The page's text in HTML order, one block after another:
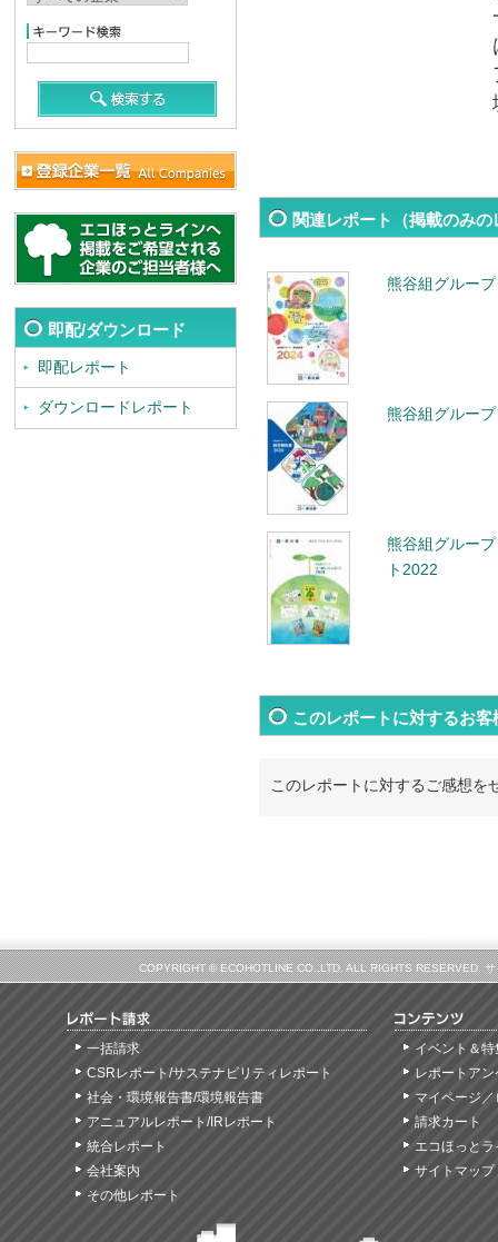
即配/ダウンロード
即配レポート
ダウンロードレポート
関連レポート（掲載のみ
熊谷組グルー
熊谷組グルー
熊谷組グルー
ト2022
このレポートに対するお客
このレポートに対するご感想を
COPYRIGHT © ECOHOTLINE CO.,LTD. ALL RIGHTS RESERVED.
一括請求
CSRレポート/サステナビリティレポート
社会・環境報告書/環境報告書
アニュアルレポート/IRレポート
統合レポート
会社案内
その他レポート
イベント＆特
レポートア
マイページ
請求カート
エコほっと
サイトマップ